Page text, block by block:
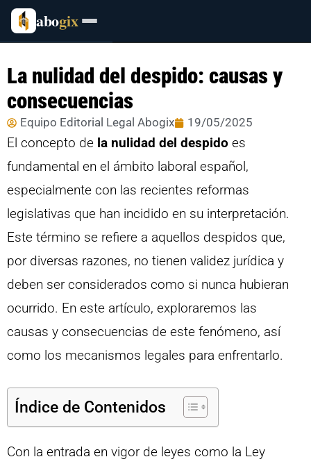
abogix
La nulidad del despido: causas y
consecuencias
Equipo Editorial Legal Abogix 19/05/2025
El concepto de la nulidad del despido es
fundamental en el ámbito laboral español,
especialmente con las recientes reformas
legislativas que han incidido en su interpretación.
Este término se refiere a aquellos despidos que,
por diversas razones, no tienen validez jurídica y
deben ser considerados como si nunca hubieran
ocurrido. En este artículo, exploraremos las
causas y consecuencias de este fenómeno, así
como los mecanismos legales para enfrentarlo.
Índice de Contenidos
Con la entrada en vigor de leyes como la Ley